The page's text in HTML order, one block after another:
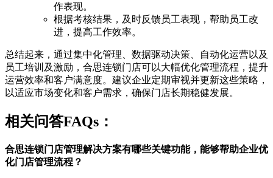
作表现。
根据考核结果，及时反馈员工表现，帮助员工改
进，提高工作效率。
总结起来，通过集中化管理、数据驱动决策、自动化运营以及
员工培训及激励，合思连锁门店可以大幅优化管理流程，提升
运营效率和客户满意度。建议企业定期审视并更新这些策略，
以适应市场变化和客户需求，确保门店长期稳健发展。
相关问答FAQs：
合思连锁门店管理解决方案有哪些关键功能，能够帮助企业优
化门店管理流程？